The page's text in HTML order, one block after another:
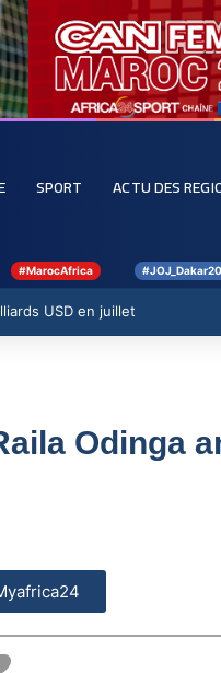
SPORT ACTU DES
#MarocAfrica
USD en juillet
Odinga